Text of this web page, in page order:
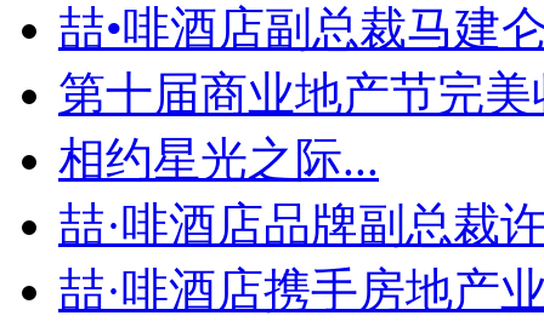
喆•啡酒店副总裁马建
第十届商业地产节完美
相约星光之际...
喆·啡酒店品牌副总裁
喆·啡酒店携手房地产